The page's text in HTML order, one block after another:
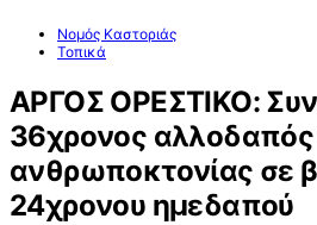
Νομός Καστοριάς
Τοπικά
ΑΡΓΟΣ ΟΡΕΣΤΙΚΟ:
36χρονος αλλοδαπός
ανθρωποκτονίας σε
24χρονου ημεδαπού